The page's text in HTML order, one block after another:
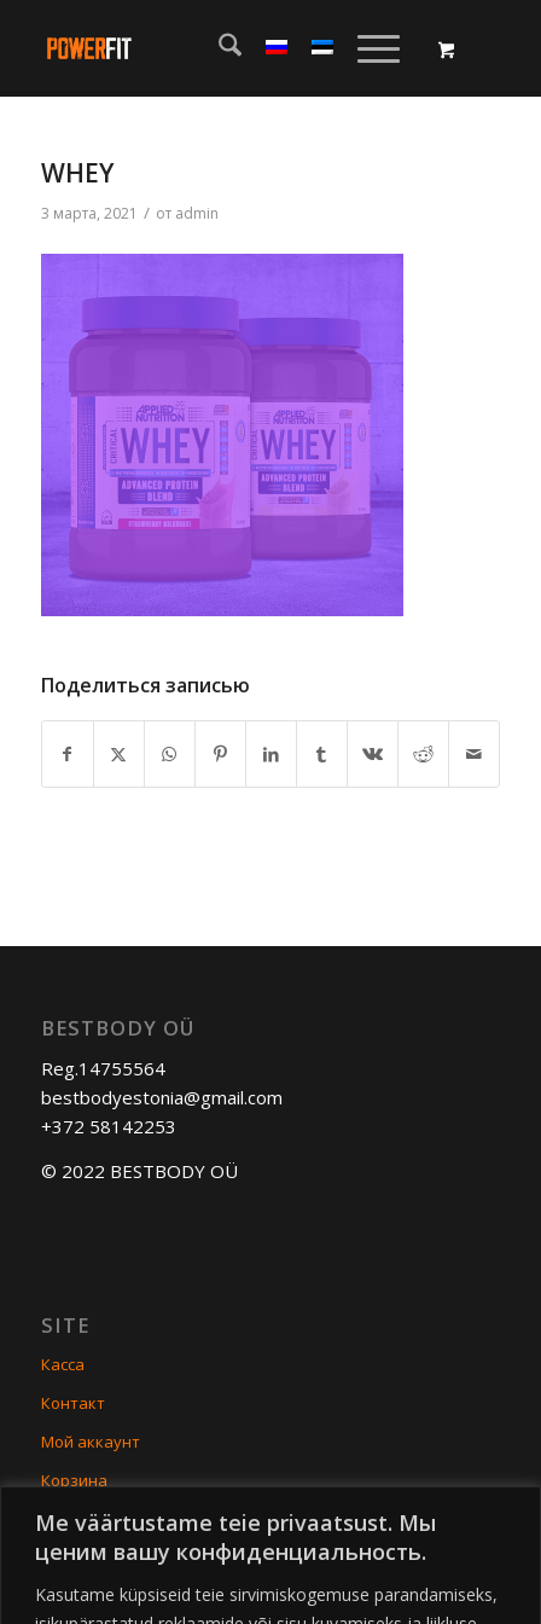
Me väärtustame teie privaatsust. Мы
ценим вашу конфиденциальность.
Kasutame küpsiseid teie sirvimiskogemuse parandamiseks,
WHEY
3 марта, 2021 / от admin
Поделиться записью
BESTBODY OÜ
Reg.14755564
bestbodyestonia@gmail.com
+372 58142253
© 2022 BESTBODY OÜ
SITE
Касса
Контакт
Мой аккаунт
Корзина
Условия покупки
Товары